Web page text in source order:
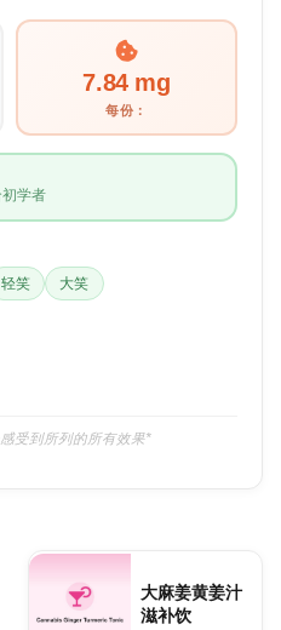
7.84 mg
每份：
学者
轻笑 大笑
受到所列的所有效果*
大麻姜黄姜汁
滋补饮